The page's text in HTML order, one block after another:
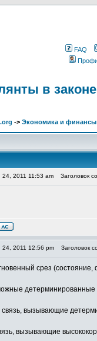
FAQ
в
-> Экономика и финансы
2011 11:53 am Заголовок
2011 12:56 pm Заголовок
срез
детерминированные
связь, вызывающие
вызывающие